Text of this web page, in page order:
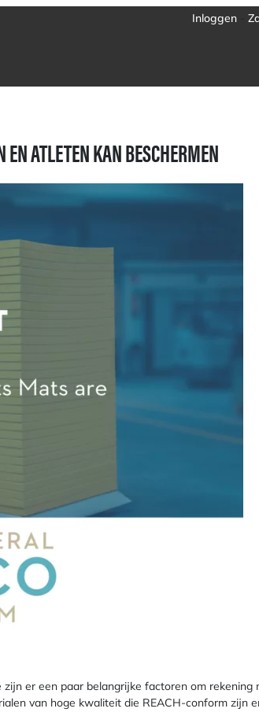
Inloggen
EN ATLETEN KAN BESCHERMEN
er een paar belangrijke factoren om rekening
van hoge kwaliteit die REACH-conform zijn